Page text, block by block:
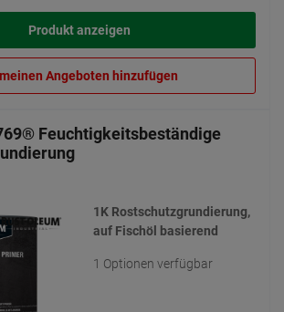
Produkt anzeigen
Angeboten hinzufügen
Feuchtigkeitsbeständige
1K Rostschutzgrundierung,
auf Fischöl basierend
1 Optionen verfügbar